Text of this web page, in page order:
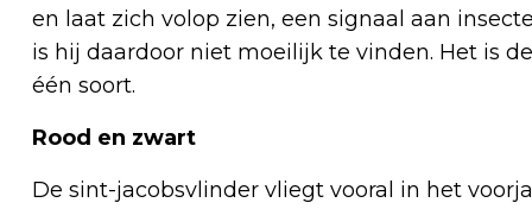
en laat zich volop zien, een signaal aan
is hij daardoor niet moeilijk te vinden. Het is
één soort.
Rood en zwart
De sint-jacobsvlinder vliegt vooral in het